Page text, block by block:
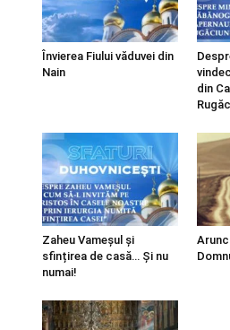
Învierea Fiului văduvei din
Nain
din
Zaheu Vameșul și
sfințirea de casă… Și nu
numai!